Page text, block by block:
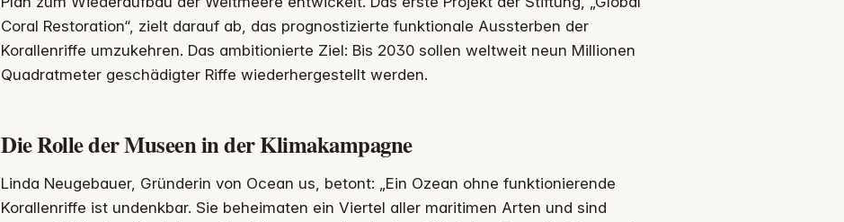
Coral Restoration“, zielt darauf ab, das prognostizierte funktionale Aussterben der
Korallenriffe umzukehren. Das ambitionierte Ziel: Bis 2030 sollen weltweit neun Millionen
Quadratmeter geschädigter Riffe wiederhergestellt werden.
Die Rolle der Museen in der Klimakampagne
Linda Neugebauer, Gründerin von Ocean us, betont: „Ein Ozean ohne funktionierende
Korallenriffe ist undenkbar. Sie beheimaten ein Viertel aller maritimen Arten und sind